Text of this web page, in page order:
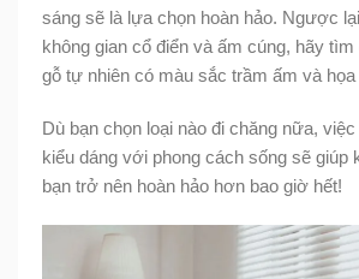
sáng sẽ là lựa chọn hoàn hảo. Ngược
không gian cổ điển và ấm cúng, hãy
gỗ tự nhiên có màu sắc trầm ấm và họa
Dù bạn chọn loại nào đi chăng nữa,
kiểu dáng với phong cách sống sẽ giúp
bạn trở nên hoàn hảo hơn bao giờ hết!